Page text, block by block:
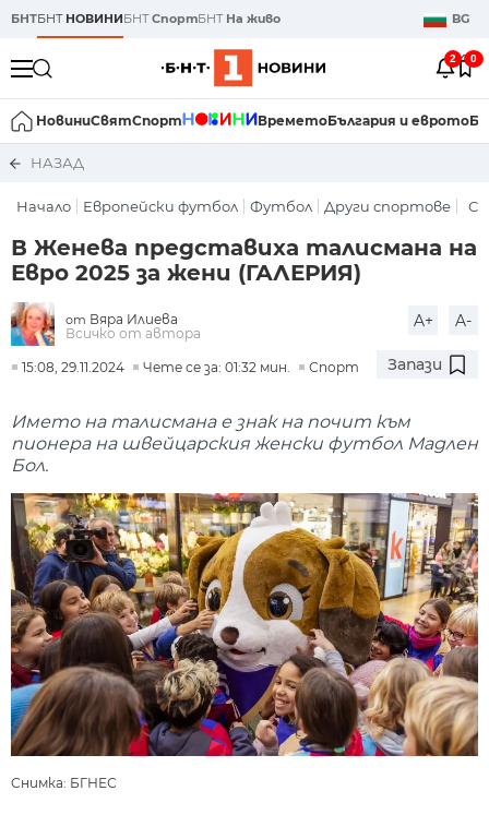
БНТБНТ НОВИНИБНТСпортБНТ На живо BG
2 0
НовиниСвятСпорт ВреметоБългария и еврото
НАЗАД
Начало Европейски футбол Футбол Други спортове
В Женева представиха талисмана на
Евро 2025 за жени (ГАЛЕРИЯ)
от Вяра Илиева
Всичко от автора
A+ A-
15:08, 29.11.2024 Чете се за: 01:32 мин. Спорт Запази
Името на талисмана е знак на почит към
пионера на швейцарския женски футбол Мадлен
Бол.
Снимка: БГНЕС